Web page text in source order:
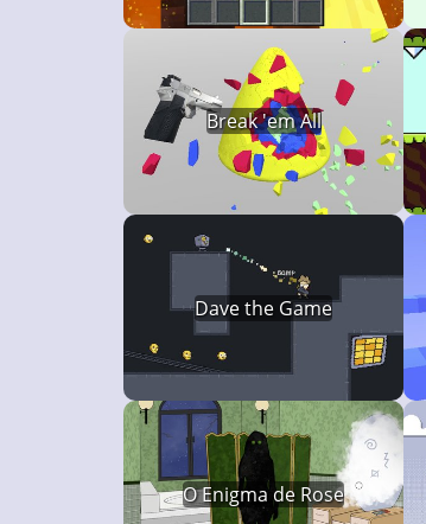
Break 'em All
Dave the Game
O Enigma de Rose